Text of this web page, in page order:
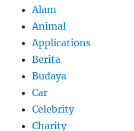
Alam
Animal
Applications
Berita
Budaya
Car
Celebrity
Charity